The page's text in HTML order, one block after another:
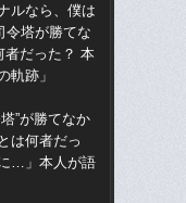
ルなら、僕は
塔が勝てな
者だった？ 本
軌跡」
”が勝てなか
は何者だっ
…」本人が語